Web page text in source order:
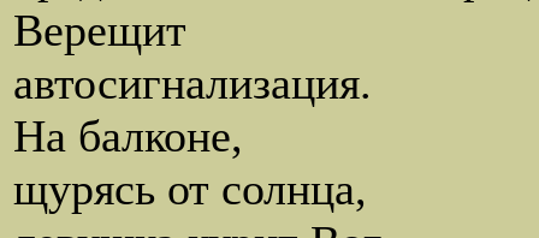
Верещит
автосигнализация.
На балконе,
щурясь от солнца,